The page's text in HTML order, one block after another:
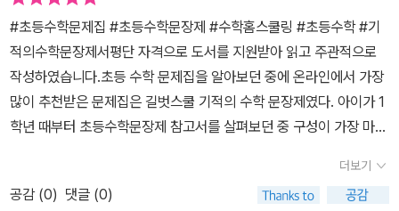
해 볼 수 있어요.​핵심어독해법이란? 주어진 것과 구하는 것을 찾아문
제의 상황을 수학적 표현, 개념으로 해석하는 것!​대표문제에서는 예
시로 주어진 것 500원짜리와 250원짜리에이미 빨간색 동그라미로
핵심어가 표시되어 있고구하는 것은 빨간 선으로 표시되어 있었어요.​​​​
핵심어를 동그라미하라고 하니자기는 안해도 할 수 있다고... ㅠㅠ 아
직은 워밍업~ 단계라 문제가 어렵지 않아핵심어를 표시 하지 않아도
쉽게 풀 수 있었겠지만그 뒤는 틀릴 수 있으니 다음부터는 표시하기
로 약속~ ​​ ​​대표문제를 풀어보고 한번더 비슷한 유형의 문제, 그리고
#초등수학문제집 #초등수학문장제 #수학홈스쿨링 #초등수학 #기
적의수학문장제서평단 자격으로 도서를 지원받아 읽고 주관적으로
작성하였습니다.초등 수학 문제집을 알아보던 중에 온라인에서 가장
많이 추천받은 문제집은 길벗스쿨 기적의 수학 문장제였다. 아이가 1
학년 때부터 초등수학문장제 참고서를 살펴보던 중 구성이 가장 마음
서 수학 홈스쿨링을 하고 있다. 내가 직접 지도하면서 아이와 함께 공
부를 한다. 저학년 때는 학원보다는 엄마의 세심한 관심이 필요한 것
더보기
공감 (0) 댓글 (0)